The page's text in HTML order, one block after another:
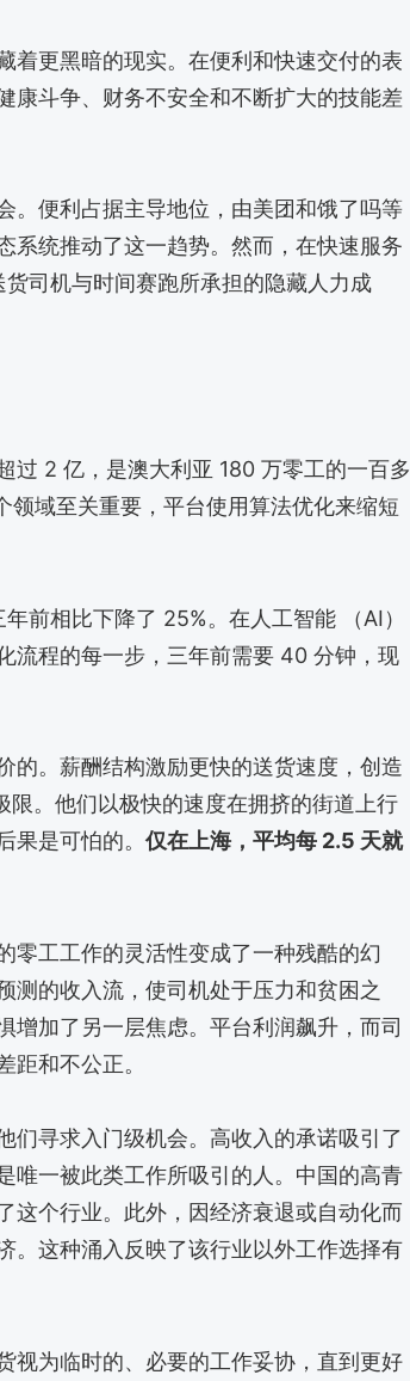
着更黑暗的现实。在便利和快速交付的表
康斗争、财务不安全和不断扩大的技能差
。便利占据主导地位，由美团和饿了吗等
系统推动了这一趋势。然而，在快速服务
司机与时间赛跑所承担的隐藏人力成
过 2 亿，是澳大利亚 180 万零工的一百多
域至关重要，平台使用算法优化来缩短
前相比下降了 25%。在人工智能 （AI）
流程的每一步，三年前需要 40 分钟，现
的。薪酬结构激励更快的送货速度，创造
限。他们以极快的速度在拥挤的街道上行
果是可怕的。 仅在上海，平均每 2.5 天就
零工工作的灵活性变成了一种残酷的幻
测的收入流，使司机处于压力和贫困之
增加了另一层焦虑。平台利润飙升，而司
距和不公正。
们寻求入门级机会。高收入的承诺吸引了
唯一被此类工作所吸引的人。中国的高青
这个行业。此外，因经济衰退或自动化而
。这种涌入反映了该行业以外工作选择有
视为临时的、必要的工作妥协，直到更好